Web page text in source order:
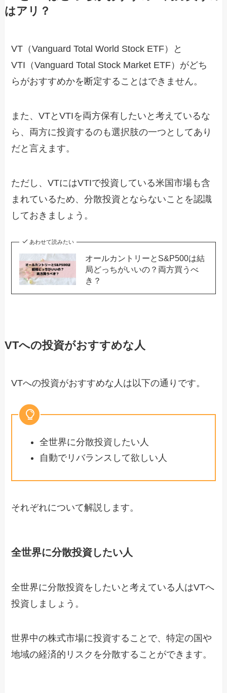
はアリ？
VT（Vanguard Total World Stock ETF）と
VTI（Vanguard Total Stock Market ETF）がどち
らがおすすめかを断定することはできません。
また、VTとVTIを両方保有したいと考えているな
ら、両方に投資するのも選択肢の一つとしてあり
だと言えます。
ただし、VTにはVTIで投資している米国市場も含
まれているため、分散投資とならないことを認識
しておきましょう。
あわせて読みたい
オールカントリーとS&P500は結
局どっちがいいの？両方買うべ
き？
VTへの投資がおすすめな人
VTへの投資がおすすめな人は以下の通りです。
全世界に分散投資したい人
自動でリバランスして欲しい人
それぞれについて解説します。
全世界に分散投資したい人
全世界に分散投資をしたいと考えている人はVTへ
投資しましょう。
世界中の株式市場に投資することで、特定の国や
地域の経済的リスクを分散することができます。